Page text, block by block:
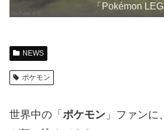
「Pokémon
NEWS
ポケモン
世界中の「 ポケモン 」ファンに